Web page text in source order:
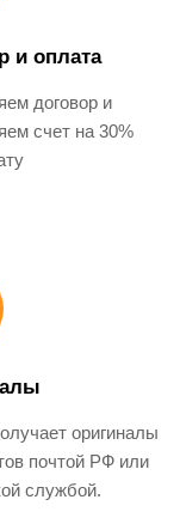
и оплата
договор и
счет на 30%
оригиналы
почтой РФ или
службой.